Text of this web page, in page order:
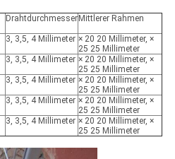
Drahtdurchmesser Mittlerer Rahmen
3, 3,5, 4 Millimeter × 20 20 Millimeter, ×
25 25 Millimeter
3, 3,5, 4 Millimeter × 20 20 Millimeter, ×
25 25 Millimeter
3, 3,5, 4 Millimeter × 20 20 Millimeter, ×
25 25 Millimeter
3, 3,5, 4 Millimeter × 20 20 Millimeter, ×
25 25 Millimeter
3, 3,5, 4 Millimeter × 20 20 Millimeter, ×
25 25 Millimeter